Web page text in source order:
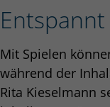
Mit Spielen
während der
Rita Kieselmann